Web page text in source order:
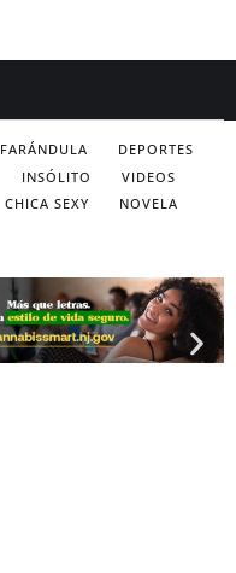
FARÁNDULA
DEPORTES
INSÓLITO
VIDEOS
CHICA SEXY NOVELA